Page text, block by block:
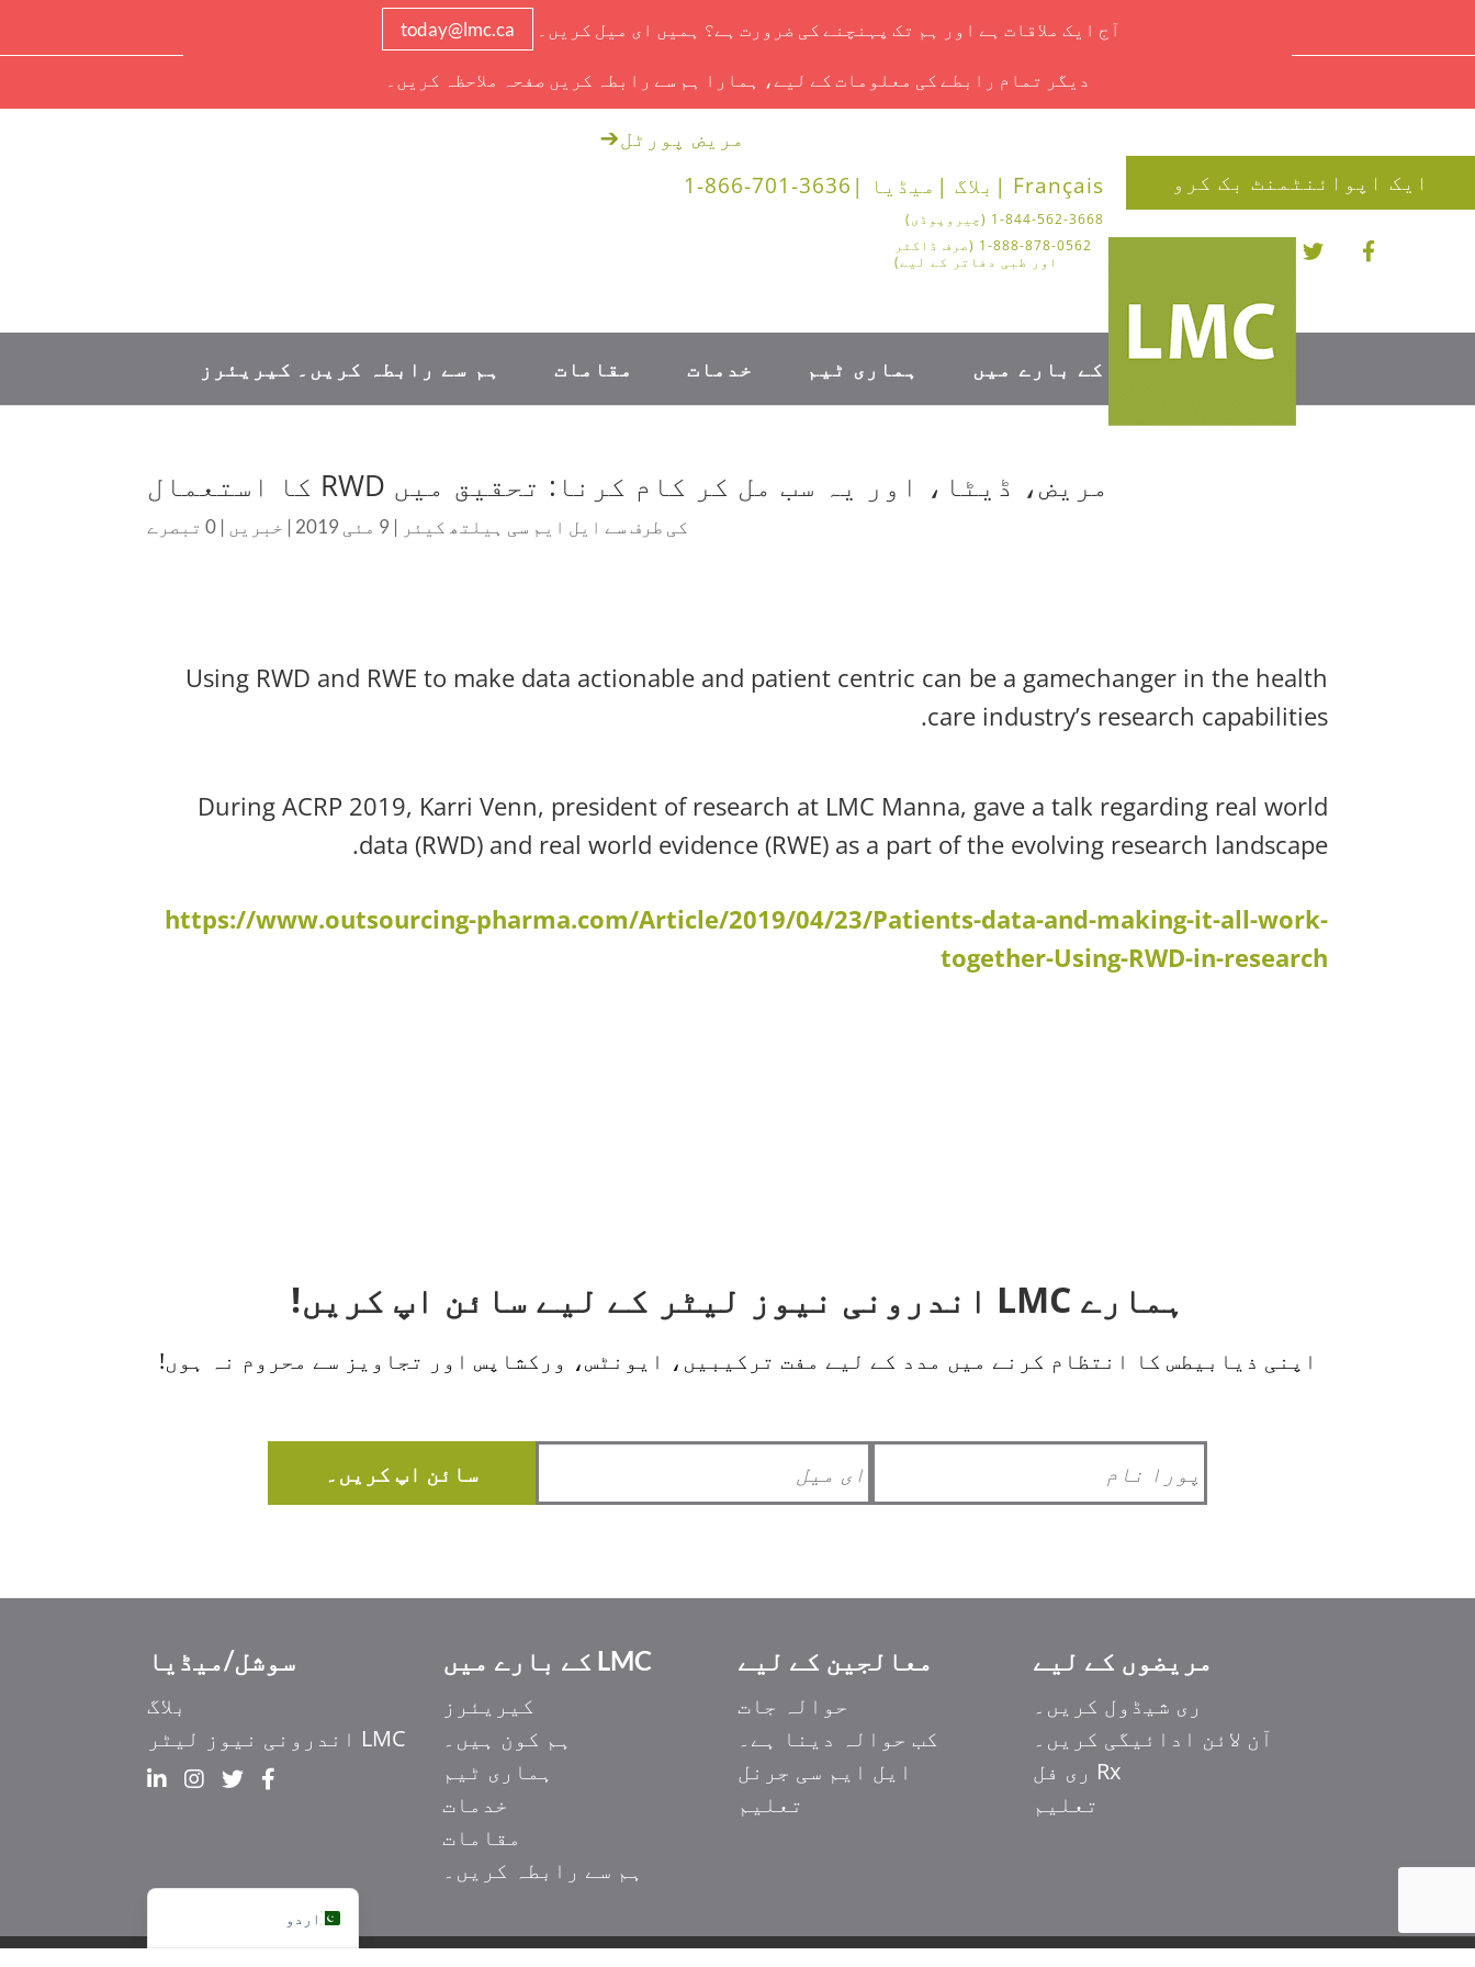
آج ایک ملاقات ہے اور ہم تک پہنچنے کی ضرورت ہے؟ ہمیں ای میل کریں۔ today@lmc.ca
دیگر تمام رابطے کی معلومات کے لیے، ہمارا ہم سے رابطہ کریں صفحہ ملاحظہ کریں۔
Français | بلاگ | میڈیا | 1-866-701-3636
1-844-562-3668 (چیروپوڈی)
1-888-878-0562 (صرف ڈاکٹر
اور طبی دفاتر کے لیے)
مریض پورٹل➔
ایک اپوائنٹمنٹ بک کرو
کے بارے میں ہماری ٹیم خدمات مقامات ہم سے رابطہ کریں۔ کیریئرز
مریض، ڈیٹا، اور یہ سب مل کر کام کرنا: تحقیق میں RWD کا استعمال
کی طرف سے ایل ایم سی ہیلتھ کیئر | 9 مئی 2019 | خبریں | 0 تبصرے
Using RWD and RWE to make data actionable and patient centric can be a gamechanger in the health
care industry’s research capabilities.
During ACRP 2019, Karri Venn, president of research at LMC Manna, gave a talk regarding real world
data (RWD) and real world evidence (RWE) as a part of the evolving research landscape.
https://www.outsourcing-pharma.com/Article/2019/04/23/Patients-data-and-making-it-all-work-
together-Using-RWD-in-research
ہمارے LMC اندرونی نیوز لیٹر کے لیے سائن اپ کریں!
اپنی ذیابیطس کا انتظام کرنے میں مدد کے لیے مفت ترکیبیں، ایونٹس، ورکشاپس اور تجاویز سے محروم نہ ہوں!
سائن اپ کریں۔
مریضوں کے لیے
ری شیڈول کریں۔
آن لائن ادائیگی کریں۔
Rx ری فل
تعلیم
معالجین کے لیے
حوالہ جات
کب حوالہ دینا ہے۔
ایل ایم سی جرنل
تعلیم
LMC کے بارے میں
کیریئرز
ہم کون ہیں۔
ہماری ٹیم
خدمات
مقامات
ہم سے رابطہ کریں۔
سوشل/میڈیا
بلاگ
LMC اندرونی نیوز لیٹر
اردو
简体中文
香港中文
Ελληνικά